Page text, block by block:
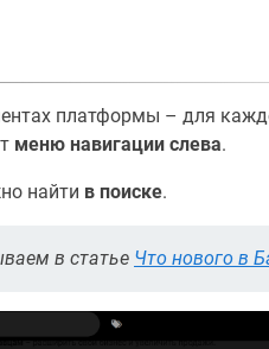
платформы – для
меню навигации слева.
найти в поиске.
в статье Что нового в